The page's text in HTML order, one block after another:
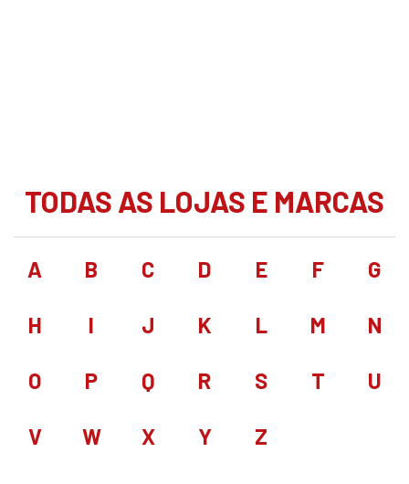
TODAS AS LOJAS E MARCAS
A B C D E F G
H I J K L M N
O P Q R S T U
V W X Y Z